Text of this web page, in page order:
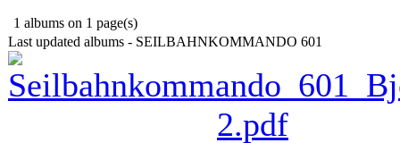
1 albums on 1 page(s)
Last updated albums - SEILBAHNKOMMANDO 601